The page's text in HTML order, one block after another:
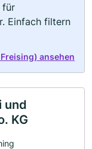
für
Einfach filtern
ansehen
und
KG